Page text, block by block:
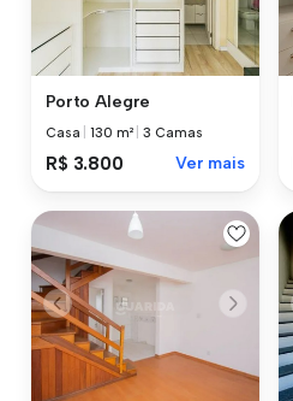
Porto Alegre
Casa |130 m² |3 Camas
R$ 3.800 Ver mais